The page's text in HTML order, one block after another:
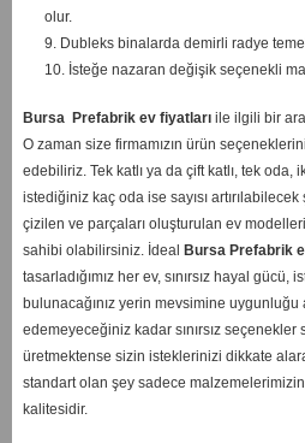
olur.
9. Dubleks binalarda demirli radye
10. İsteğe nazaran değişik seçenekli
BursaPrefabrik ev fiyatlarıile ilgili bir
O zaman size firmamızın ürün
edebiliriz. Tek katlı ya da çift katlı, tek oda,
istediğiniz kaç oda ise sayısı artırılabilecek
çizilen ve parçaları oluşturulan ev
sahibi olabilirsiniz. İdeal BursaPrefabrik
tasarladığımız her ev, sınırsız hayal
bulunacağınız yerin mevsimine uygunluğu
edemeyeceğiniz kadar sınırsız seçenekler
üretmektense sizin isteklerinizi dikkate
standart olan şey sadece
kalitesidir.